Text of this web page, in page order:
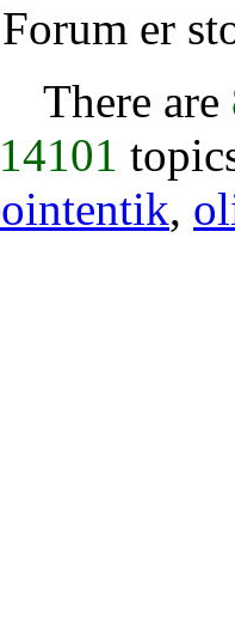
er
There are
14101
,